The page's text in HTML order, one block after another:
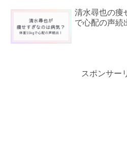
清水尋也の痩
で心配の声続
スポンサー